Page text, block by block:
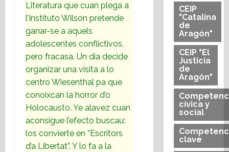
Literatura que cuan plega a
l’Instituto Wilson pretende
ganar-se a aquels
adolescentes conflictivos,
pero fracasa. Un día decide
organizar una visita a lo
centro Wiesenthal pa que
conoixcan la horror d’o
Holocausto. Ye alavez cuan
aconsigue l’efecto buscau:
los convierte en ”Escritors
d’a Libertat”. Y lo fa a la
CEIP
"Catalina
de
Aragón"
CEIP "El
Justicia
de
Aragón"
cívica y
social
clave